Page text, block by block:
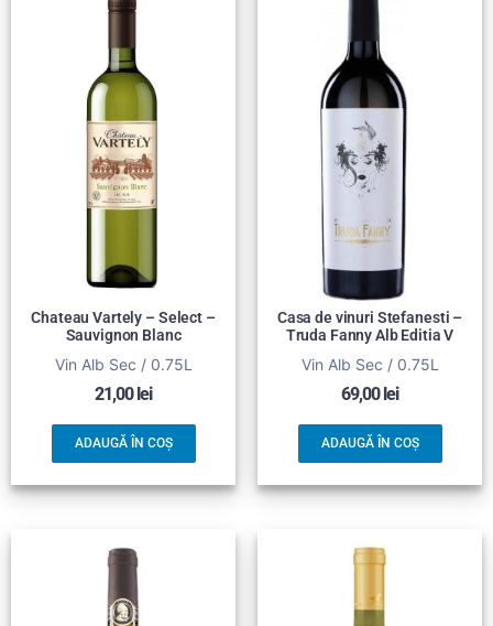
Chateau Vartely – Select –
Sauvignon Blanc
Vin Alb Sec / 0.75L
21,00 lei
ADAUGĂ ÎN COȘ
Casa de vinuri Stefanesti –
Truda Fanny Alb Editia V
Vin Alb Sec / 0.75L
69,00 lei
ADAUGĂ ÎN COȘ